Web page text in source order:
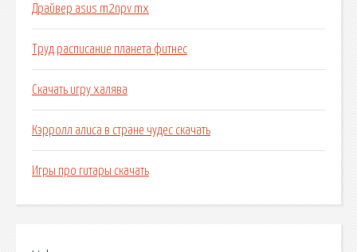
Драйвер asus m2npv mx
Труд расписание планета фитнес
Скачать игру халява
Кэрролл алиса в стране чудес скачать
Игры про гитары скачать